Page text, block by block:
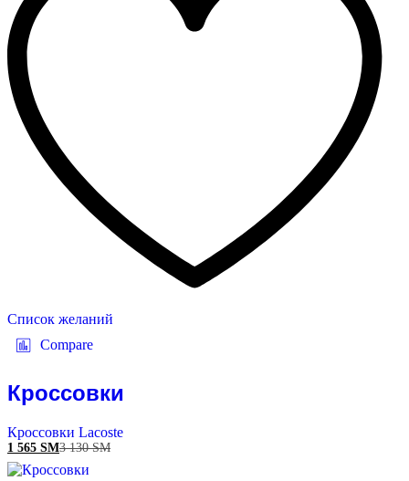
Список желаний
Compare
Кроссовки
Кроссовки Lacoste
1 565 ЅМ3 130ЅМ